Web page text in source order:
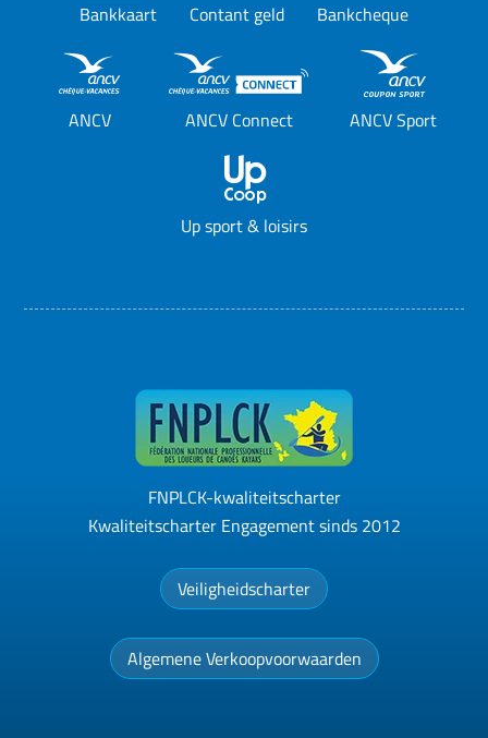
Bankkaart Contant geld Bankcheque
ANCV ANCV Connect ANCV Sport
Up sport & loisirs
FNPLCK-kwaliteitscharter
Kwaliteitscharter Engagement sinds 2012
Veiligheidscharter
Algemene Verkoopvoorwaarden